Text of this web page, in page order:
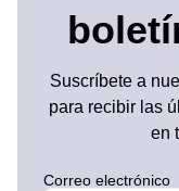
Suscríbete a
para recibir las
en
Correo electrónico